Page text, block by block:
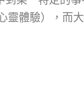
靈體驗），而